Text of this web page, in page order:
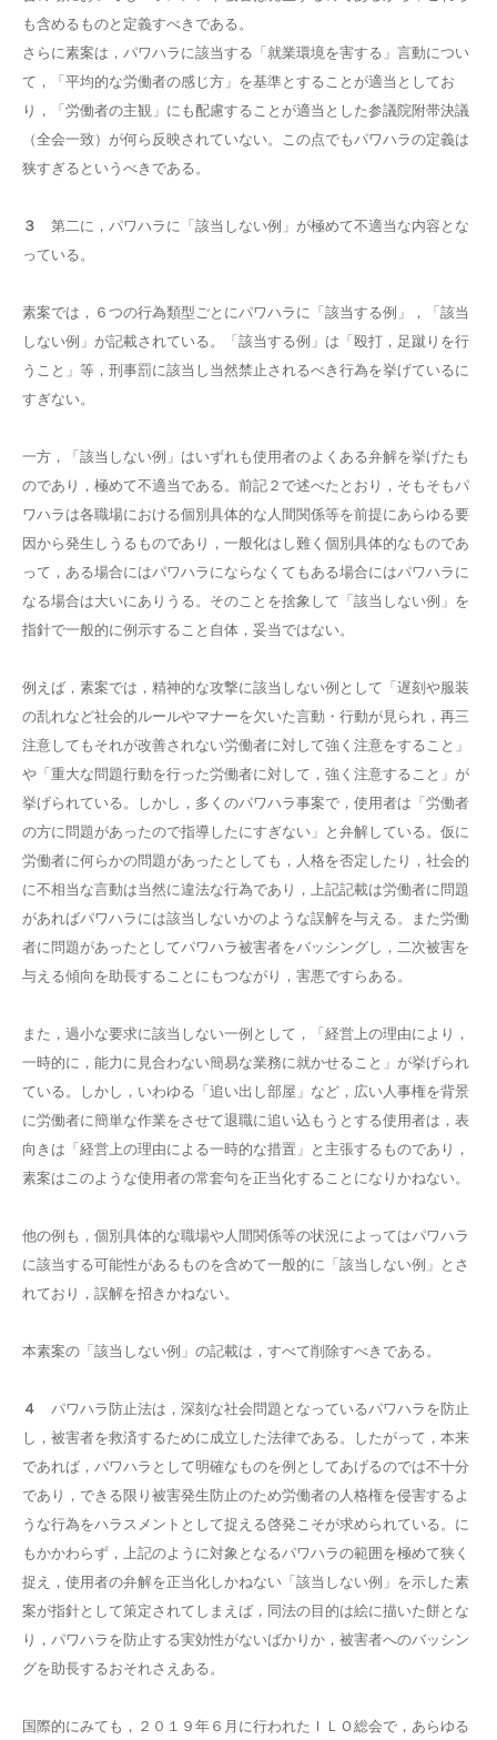
も含めるものと定義すべきである。
さらに素案は，パワハラに該当する「就業環境を害する」言動につい
て，「平均的な労働者の感じ方」を基準とすることが適当としてお
り，「労働者の主観」にも配慮することが適当とした参議院附帯決議
（全会一致）が何ら反映されていない。この点でもパワハラの定義は
狭すぎるというべきである。
３
第二に，パワハラに「該当しない例」が極めて不適当な内容とな
っている。
素案では，６つの行為類型ごとにパワハラに「該当する例」，「該当
しない例」が記載されている。「該当する例」は「殴打，足蹴りを行
うこと」等，刑事罰に該当し当然禁止されるべき行為を挙げているに
すぎない。
一方，「該当しない例」はいずれも使用者のよくある弁解を挙げたも
のであり，極めて不適当である。前記２で述べたとおり，そもそもパ
ワハラは各職場における個別具体的な人間関係等を前提にあらゆる要
因から発生しうるものであり，一般化はし難く個別具体的なものであ
って，ある場合にはパワハラにならなくてもある場合にはパワハラに
なる場合は大いにありうる。そのことを捨象して「該当しない例」を
指針で一般的に例示すること自体，妥当ではない。
例えば，素案では，精神的な攻撃に該当しない例として「遅刻や服装
の乱れなど社会的ルールやマナーを欠いた言動・行動が見られ，再三
注意してもそれが改善されない労働者に対して強く注意をすること」
や「重大な問題行動を行った労働者に対して，強く注意すること」が
挙げられている。しかし，多くのパワハラ事案で，使用者は「労働者
の方に問題があったので指導したにすぎない」と弁解している。仮に
労働者に何らかの問題があったとしても，人格を否定したり，社会的
に不相当な言動は当然に違法な行為であり，上記記載は労働者に問題
があればパワハラには該当しないかのような誤解を与える。また労働
者に問題があったとしてパワハラ被害者をバッシングし，二次被害を
与える傾向を助長することにもつながり，害悪ですらある。
また，過小な要求に該当しない一例として，「経営上の理由により，
一時的に，能力に見合わない簡易な業務に就かせること」が挙げられ
ている。しかし，いわゆる「追い出し部屋」など，広い人事権を背景
に労働者に簡単な作業をさせて退職に追い込もうとする使用者は，表
向きは「経営上の理由による一時的な措置」と主張するものであり，
素案はこのような使用者の常套句を正当化することになりかねない。
他の例も，個別具体的な職場や人間関係等の状況によってはパワハラ
に該当する可能性があるものを含めて一般的に「該当しない例」とさ
れており，誤解を招きかねない。
本素案の「該当しない例」の記載は，すべて削除すべきである。
４
パワハラ防止法は，深刻な社会問題となっているパワハラを防止
し，被害者を救済するために成立した法律である。したがって，本来
であれば，パワハラとして明確なものを例としてあげるのでは不十分
であり，できる限り被害発生防止のため労働者の人格権を侵害するよ
うな行為をハラスメントとして捉える啓発こそが求められている。に
もかかわらず，上記のように対象となるパワハラの範囲を極めて狭く
捉え，使用者の弁解を正当化しかねない「該当しない例」を示した素
案が指針として策定されてしまえば，同法の目的は絵に描いた餅とな
り，パワハラを防止する実効性がないばかりか，被害者へのバッシン
グを助長するおそれさえある。
国際的にみても，２０１９年６月に行われたＩＬＯ総会で，あらゆる